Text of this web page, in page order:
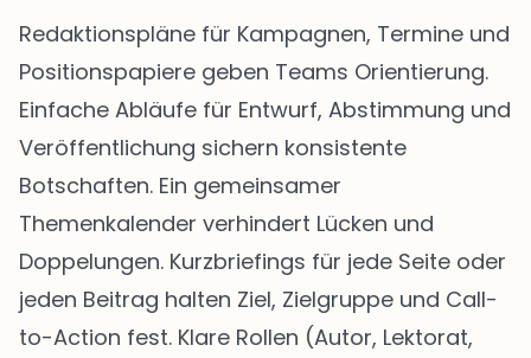
Redaktionspläne für Kampagnen, Termine und
Positionspapiere geben Teams Orientierung.
Einfache Abläufe für Entwurf, Abstimmung und
Veröffentlichung sichern konsistente
Botschaften. Ein gemeinsamer
Themenkalender verhindert Lücken und
Doppelungen. Kurzbriefings für jede Seite oder
jeden Beitrag halten Ziel, Zielgruppe und Call-
to-Action fest. Klare Rollen (Autor, Lektorat,